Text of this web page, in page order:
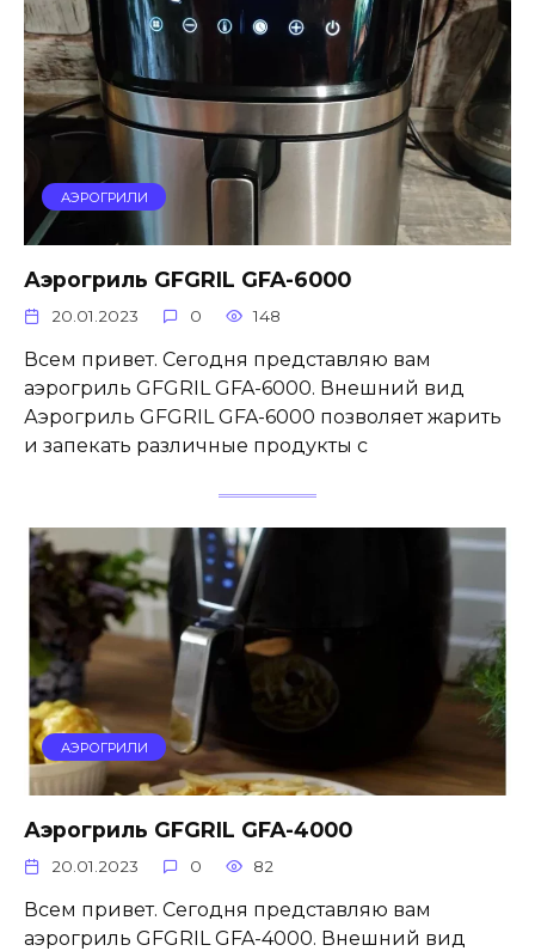
АЭРОГРИЛИ
Аэрогриль GFGRIL GFA-6000
20.01.2023 0 148
Всем привет. Сегодня представляю вам
аэрогриль GFGRIL GFA-6000. Внешний вид
Аэрогриль GFGRIL GFA-6000 позволяет жарить
и запекать различные продукты с
АЭРОГРИЛИ
Аэрогриль GFGRIL GFA-4000
20.01.2023 0 82
Всем привет. Сегодня представляю вам
аэрогриль GFGRIL GFA-4000. Внешний вид